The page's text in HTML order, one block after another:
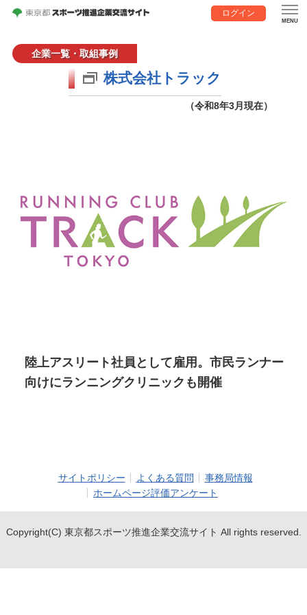
ログイン
企業一覧・取組事例
株式会社トラック
（令和8年3月現在）
陸上アスリート社員として雇用。市民ランナー
向けにランニングクリニックも開催
サイトポリシー よくある質問
事務局情報
ホームページ評価アンケート
Copyright(C) 東京都スポーツ推進企業交流サイト All rights reserved.